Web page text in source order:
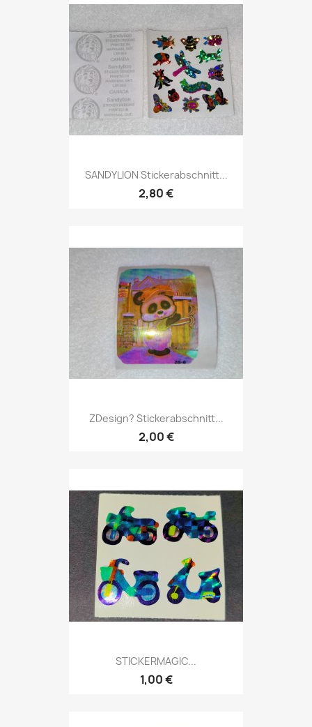
SANDYLION Stickerabschnitt...
2,80 €
ZDesign? Stickerabschnitt...
2,00 €
STICKERMAGIC...
1,00 €